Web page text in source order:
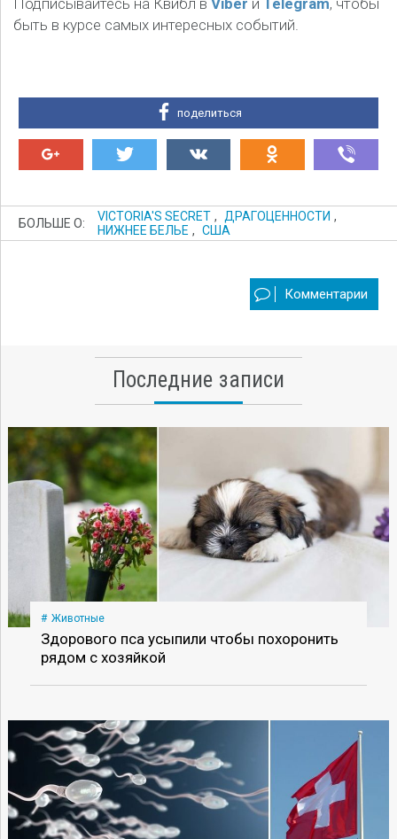
быть в курсе самых интересных событий.
поделиться
БОЛЬШЕ О: VICTORIA'S SECRET , ДРАГОЦЕННОСТИ ,
НИЖНЕЕ БЕЛЬЕ , США
Комментарии
Последние записи
Животные
Здорового пса усыпили чтобы похоронить
рядом с хозяйкой